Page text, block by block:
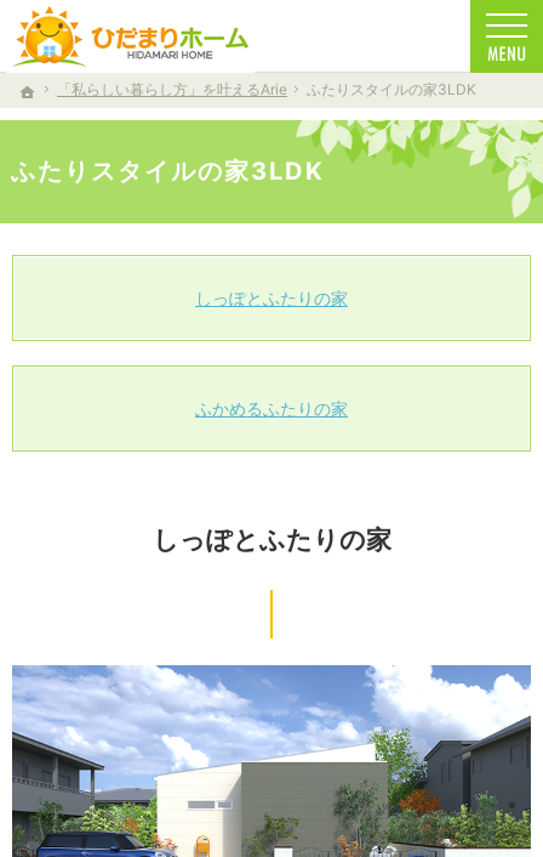
ホーム「私らしい暮らし方」を叶えるArie ふたりスタイルの家3LDK
ふたりスタイルの家3LDK
一生に一度の家づくり。注文住宅（仁多郡・雲南市・松江市）の工務店なら安心・信頼の
注文住宅（仁多郡・雲南市・松江市）の工務店なら当店で家づくり
しっぽとふたりの家
ふかめるふたりの家
しっぽとふたりの家